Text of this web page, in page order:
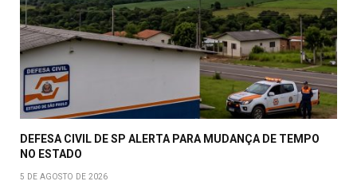
DEFESA CIVIL DE SP ALERTA PARA MUDANÇA DE TEMPO
NO ESTADO
5 DE AGOSTO DE 2026